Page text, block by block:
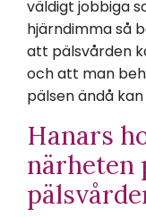
väldigt jobbiga
hjärndimma så
att pälsvården
och att man
pälsen ändå
Hanars
närheten